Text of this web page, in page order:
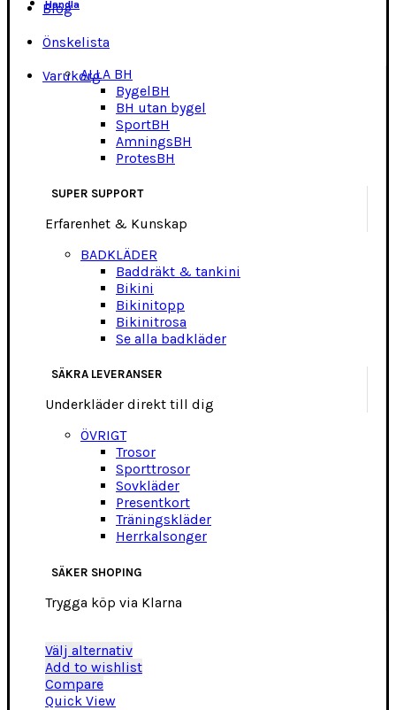
Blog
Önskelista
Varukorg
Handla
ALLA BH
BygelBH
BH utan bygel
SportBH
AmningsBH
ProtesBH
SUPER SUPPORT
Erfarenhet & Kunskap
BADKLÄDER
Baddräkt & tankini
Bikini
Bikinitopp
Bikinitrosa
Se alla badkläder
SÄKRA LEVERANSER
Underkläder direkt till dig
ÖVRIGT
Trosor
Sporttrosor
Sovkläder
Presentkort
Träningskläder
Herrkalsonger
SÄKER SHOPING
Trygga köp via Klarna
Välj alternativDen
här
Add to wishlist
Compare
Quick View